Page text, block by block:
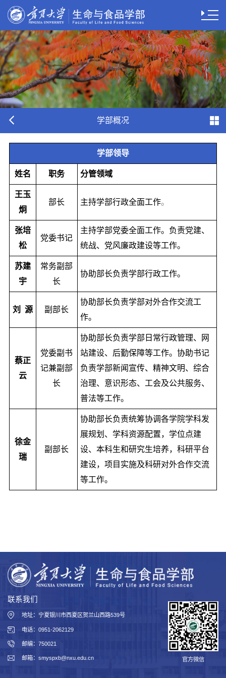
学部概况
学部领导
姓名 职务 分管领域
王玉
炯
部长 主持学部行政全面工作。
张培
松
党委书记
主持学部党委全面工作。负责党建、
统战、党风廉政建设等工作。
苏建
宇
常务副部
长
协助部长负责学部行政工作。
刘 源 副部长
协助部长负责学部对外合作交流工
作。
蔡正
云
党委副书
记兼副部
长
协助部长负责学部日常行政管理、网
站建设、后勤保障等工作。协助书记
负责学部新闻宣传、精神文明、综合
治理、意识形态、工会及公共服务、
普法等工作。
徐金
瑞
副部长
协助部长负责统筹协调各学院学科发
展规划、学科资源配置，学位点建
设、本科生和研究生培养，科研平台
建设，项目实施及科研对外合作交流
等工作。
联系我们
地址：宁夏银川市西夏区贺兰山西路539号
电话：0951-2062129
邮编：750021
邮箱：smyspxb@nxu.edu.cn 官方微信